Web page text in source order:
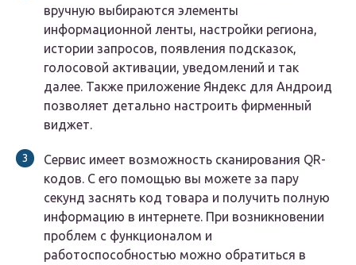
вручную выбираются элементы
информационной ленты, настройки региона,
истории запросов, появления подсказок,
голосовой активации, уведомлений и так
далее. Также приложение Яндекс для Андроид
позволяет детально настроить фирменный
виджет.
Сервис имеет возможность сканирования QR-
кодов. С его помощью вы можете за пару
секунд заснять код товара и получить полную
информацию в интернете. При возникновении
проблем с функционалом и
работоспособностью можно обратиться в